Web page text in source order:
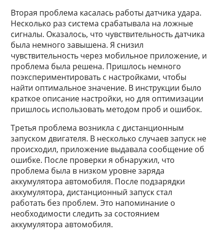
Вторая проблема касалась работы датчика удара.
Несколько раз система срабатывала на ложные
сигналы. Оказалось, что чувствительность датчика
была немного завышена. Я снизил
чувствительность через мобильное приложение, и
проблема была решена. Пришлось немного
поэкспериментировать с настройками, чтобы
найти оптимальное значение. В инструкции было
краткое описание настройки, но для оптимизации
пришлось использовать методом проб и ошибок.
Третья проблема возникла с дистанционным
запуском двигателя. В несколько случаев запуск не
происходил, приложение выдавала сообщение об
ошибке. После проверки я обнаружил, что
проблема была в низком уровне заряда
аккумулятора автомобиля. После подзарядки
аккумулятора, дистанционный запуск стал
работать без проблем. Это напоминание о
необходимости следить за состоянием
аккумулятора автомобиля.